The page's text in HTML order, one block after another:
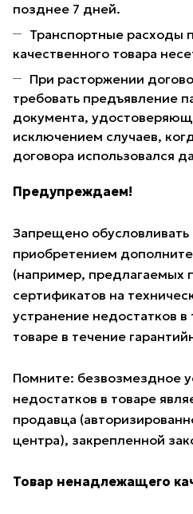
позднее 7 дней.
Транспортные расходы
качественного товара
При расторжении
требовать предъявление
документа,
исключением случаев,
договора использовался
Предупреждаем!
Запрещено
приобретением
(например, предлагаемых
сертификатов на
устранение недостатков
товаре в течение
Помните: безвозмездное
недостатков в товаре
продавца
центра), закрепленной
Товар ненадлежащего